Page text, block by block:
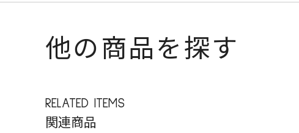
他の商品を探す
RELATED ITEMS
関連商品